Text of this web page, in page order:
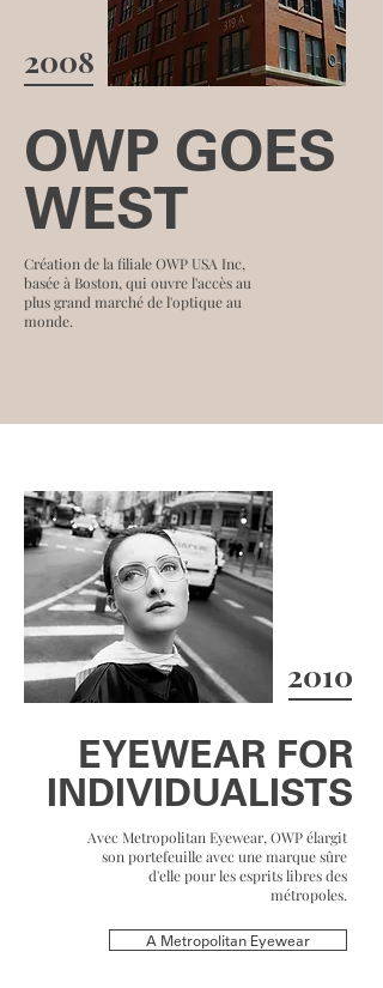
2008
OWP GOES
WEST
Création de la filiale OWP USA Inc,
basée à Boston, qui ouvre l'accès au
plus grand marché de l'optique au
monde.
2010
EYEWEAR FOR
INDIVIDUALISTS
Avec Metropolitan Eyewear, OWP élargit
son portefeuille avec une marque sûre
d'elle pour les esprits libres des
métropoles.
A Metropolitan Eyewear